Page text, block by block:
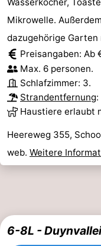
Haag
Rotterdam
-
Rockanje
Wetter
Kontakt
Mikrowelle.
dazugehörige Garten
Preisangaben: Ab
Max. 6 personen.
Schlafzimmer: 3.
Strandentfernung:
Haustiere erlaubt
Heereweg 355,
web. Weitere
6-8L - Duynvallei